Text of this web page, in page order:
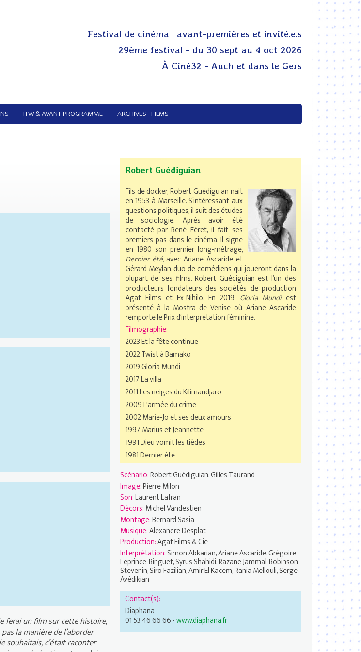
Festival de cinéma : avant-premières et invité.e.s
29ème festival - du 30 sept au 4 oct 2026
À Ciné32 - Auch et dans le Gers
ITW & AVANT-PROGRAMME ARCHIVES - FILMS
pour "Une histoire de fou"
ferai un film sur cette histoire,
la manière de l’aborder.
souhaitais, c’était raconter
Robert Guédiguian
Fils de docker, Robert Guédiguian nait
en 1953 à Marseille. S’intéressant aux
questions politiques, il suit des études
de sociologie. Après avoir été
contacté par René Féret, il fait ses
premiers pas dans le cinéma. Il signe
en 1980 son premier long-métrage,
Dernier été, avec Ariane Ascaride et
Gérard Meylan, duo de comédiens qui joueront dans la
plupart de ses films. Robert Guédiguian est l’un des
producteurs fondateurs des sociétés de production
Agat Films et Ex-Nihilo. En 2019, Gloria Mundiest
présenté à la Mostra de Venise où Ariane Ascaride
remporte le Prix d’interprétation féminine.
Filmographie:
2023 Et la fête continue
2022 Twist à Bamako
2019 Gloria Mundi
2017 La villa
2011 Les neiges du Kilimandjaro
2009 L'armée du crime
2002 Marie-Jo et ses deux amours
1997 Marius et Jeannette
1991 Dieu vomit les tièdes
1981 Dernier été
Scénario:Robert Guédiguian, Gilles Taurand
Image:Pierre Milon
Son:Laurent Lafran
Décors:Michel Vandestien
Montage:Bernard Sasia
Musique:Alexandre Desplat
Production:Agat Films & Cie
Interprétation:Simon Abkarian, Ariane Ascaride, Grégoire
Leprince-Ringuet, Syrus Shahidi, Razane Jammal, Robinson
Stevenin, Siro Fazilian, Amir El Kacem, Rania Mellouli, Serge
Avédikian
Contact(s):
Diaphana
01 53 46 66 66 -www.diaphana.fr